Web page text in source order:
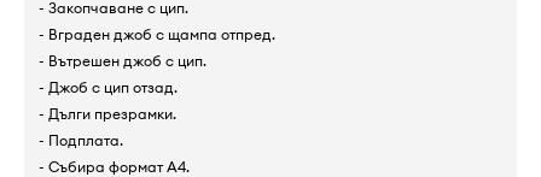
- Закопчаване с цип.
- Вграден джоб с щампа отпред.
- Вътрешен джоб с цип.
- Джоб с цип отзад.
- Дълги презрамки.
- Подплата.
- Събира формат А4.